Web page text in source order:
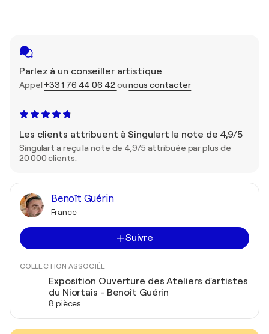
Parlez à un conseiller artistique
Appel +33 1 76 44 06 42 ounous contacter
Les clients attribuent à Singulart la note de 4,9/5
Singulart a reçu la note de 4,9/5 attribuée par plus de
20 000 clients.
Benoît Guérin
France
Suivre
COLLECTION ASSOCIÉE
Exposition Ouverture des Ateliers d'artistes
du Niortais - Benoît Guérin
8 pièces